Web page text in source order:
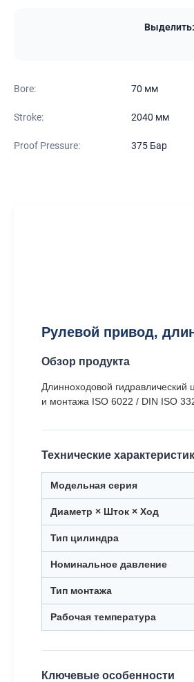
Выделить:
Bore: 70 мм
Stroke: 2040 мм
Proof Pressure: 375 Бар
Рулевой привод,
Обзор продукта
Длинноходовой
и монтажа ISO 6022 / DIN ISO
Технические
Модельная серия
Диаметр × Шток × Ход
Тип цилиндра
Номинальное давление
Тип монтажа
Рабочая температура
Ключевые особенности